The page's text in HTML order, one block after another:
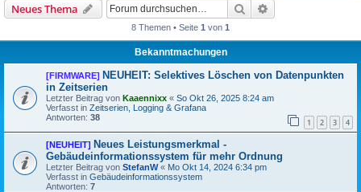
Neues Thema Suche
8 Themen • Seite 1 von 1
Bekanntmachungen
[FIRMWARE] NEUHEIT: Selektives Löschen von Datenpunkten
in Zeitserien
Letzter Beitrag von Kaaennixx « So Okt 26, 2025 8:24 am
Verfasst in Zeitserien, Logging & Grafana
Antworten: 38 1 2 3 4
[NEUHEIT] Neues Leistungsmerkmal -
Gebäudeinformationssystem für mehr Ordnung
Letzter Beitrag von StefanW« Mo Okt 14, 2024 6:34 pm
Verfasst in Gebäudeinformationssystem
Antworten: 7